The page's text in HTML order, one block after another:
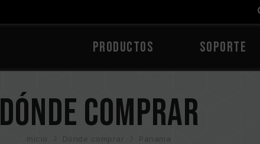
PRODUCTOS Soporte
Dónde comprar
Inicio Dónde comprar Panama